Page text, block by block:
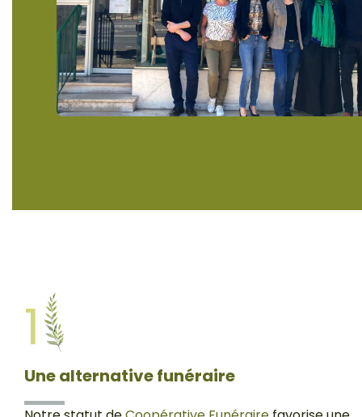
1
Une alternative funéraire